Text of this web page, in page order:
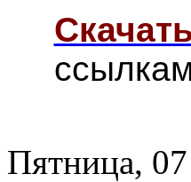
Пятница,